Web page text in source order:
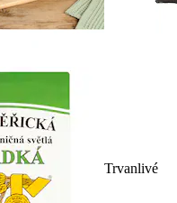
Trvanlivé